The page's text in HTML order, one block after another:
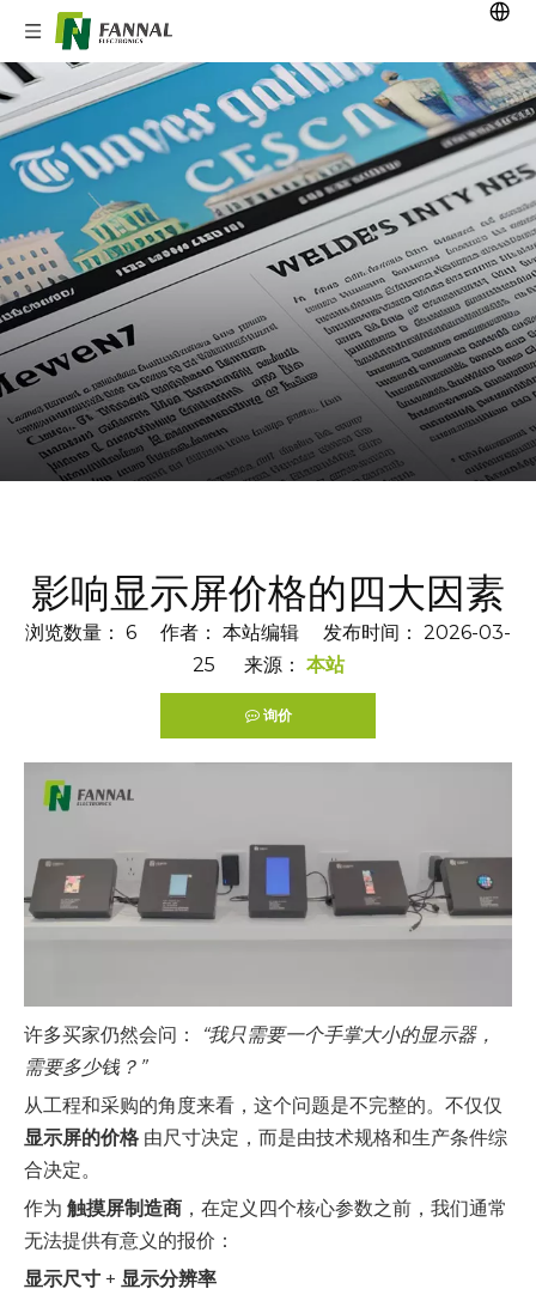
影响显示屏价格的四大因素
浏览数量： 6 作者： 本站编辑 发布时间： 2026-03-
25 来源： 本站
询价
许多买家仍然会问：
“我只需要一个手掌大小的显示器，
需要多少钱？”
从工程和采购的角度来看，这个问题是不完整的。不仅仅
显示屏的价格 由尺寸决定，而是由技术规格和生产条件综
合决定。
作为 触摸屏制造商 ，在定义四个核心参数之前，我们通常
无法提供有意义的报价：
显示尺寸 + 显示分辨率